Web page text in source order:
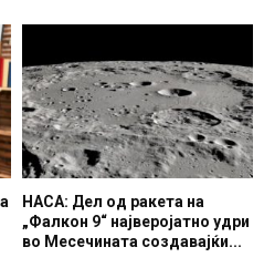
НАСА: Дел од ракета на
„Фалкон 9“ најверојатно удри
во Месечината создавајќи...